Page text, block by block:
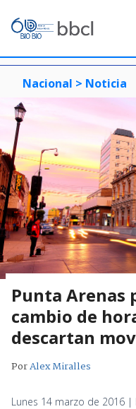
Nacional > Noticia
Punta Arenas
cambio de
descartan
PorAlex Miralles
Lunes 14 marzo de 2016 |